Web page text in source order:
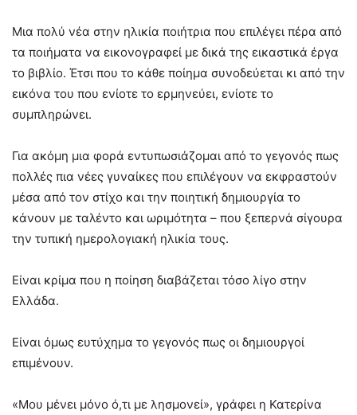
Μια πολύ νέα στην ηλικία ποιήτρια που επιλέγει πέρα από
τα ποιήματα να εικονογραφεί με δικά της εικαστικά έργα
το βιβλίο. Έτσι που το κάθε ποίημα συνοδεύεται κι από την
εικόνα του που ενίοτε το ερμηνεύει, ενίοτε το
συμπληρώνει.
Για ακόμη μια φορά εντυπωσιάζομαι από το γεγονός πως
πολλές πια νέες γυναίκες που επιλέγουν να εκφραστούν
μέσα από τον στίχο και την ποιητική δημιουργία το
κάνουν με ταλέντο και ωριμότητα – που ξεπερνά σίγουρα
την τυπική ημερολογιακή ηλικία τους.
Είναι κρίμα που η ποίηση διαβάζεται τόσο λίγο στην
Ελλάδα.
Είναι όμως ευτύχημα το γεγονός πως οι δημιουργοί
επιμένουν.
«Μου μένει μόνο ό,τι με λησμονεί», γράφει η Κατερίνα